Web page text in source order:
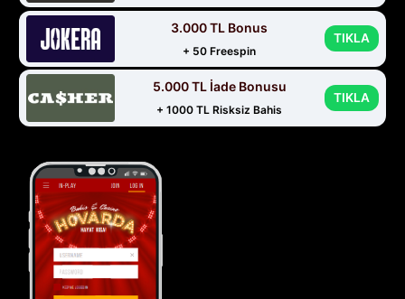
3.000 TL Bonus
+ 50 Freespin
TIKLA
5.000 TL İade Bonusu
+ 1000 TL Risksiz Bahis
TIKLA